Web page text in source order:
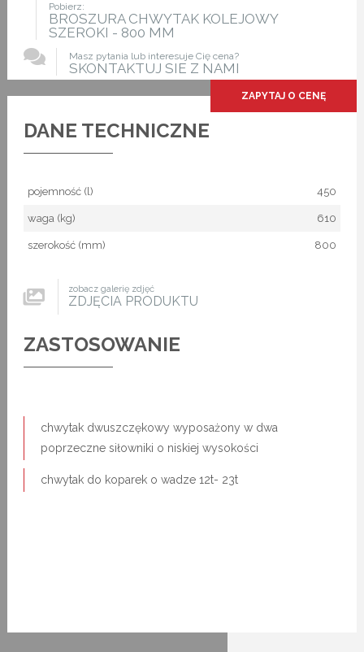
Pobierz:
BROSZURA CHWYTAK KOLEJOWY
SZEROKI - 800 MM
Masz pytania lub interesuje Cię cena?
SKONTAKTUJ SIE Z NAMI
ZAPYTAJ O CENĘ
DANE TECHNICZNE
pojemność (l) 450
waga (kg) 610
szerokość (mm) 800
zobacz galerię zdjęć
ZDJĘCIA PRODUKTU
ZASTOSOWANIE
chwytak dwuszczękowy wyposażony w dwa
poprzeczne siłowniki o niskiej wysokości
chwytak do koparek o wadze 12t- 23t